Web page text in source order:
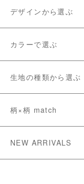
デザインから選ぶ
カラーで選ぶ
生地の種類から選ぶ
柄×柄 match
NEW ARRIVALS